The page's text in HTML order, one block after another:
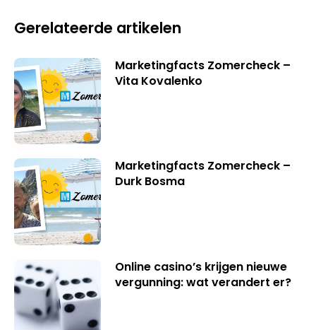
Gerelateerde artikelen
Marketingfacts Zomercheck –
Vita Kovalenko
Marketingfacts Zomercheck –
Durk Bosma
Online casino’s krijgen nieuwe
vergunning: wat verandert er?